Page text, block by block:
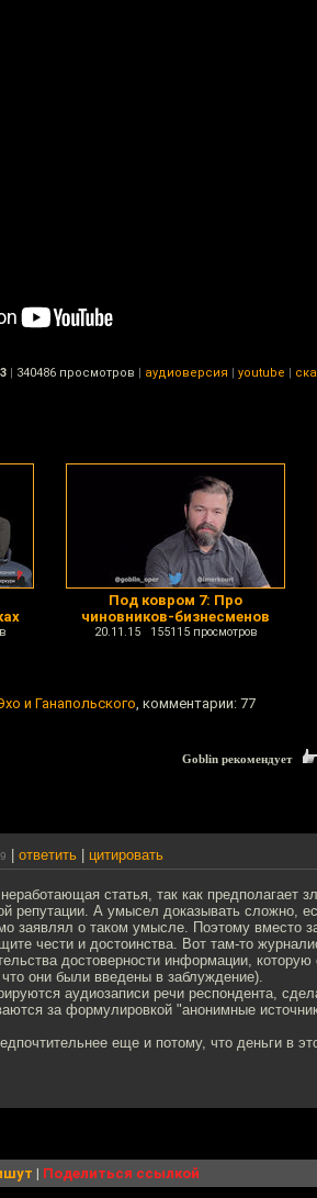
| 340486 просмотров | аудиоверсия | youtube |
Под ковром 7: Про
чиновников-бизнесменов
20.11.15 155115 просмотров
и Ганапольского, комментарии: 77
Goblin рекомендует
ответить цитировать
статья, так как предполагает
репутации. А умысел доказывать сложно,
заявлял о таком умысле. Поэтому вместо
чести и достоинства. Вот там-то
достоверности информации,
что они были введены в заблуждение).
аудиозаписи речи респондента,
за формулировкой "анонимные
еще и потому, что деньги в
| Поделиться ссылкой